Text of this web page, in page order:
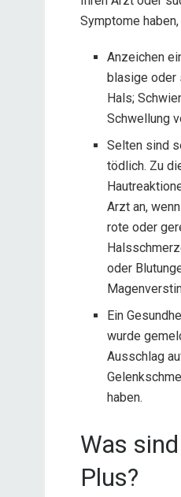
Symptome
Anzeichen
blasige oder
Hals;
Schwellung
Selten sind
tödlich. Zu
Arzt an,
rote oder
oder
Ein
wurde
Ausschlag
haben.
Was
Plus?